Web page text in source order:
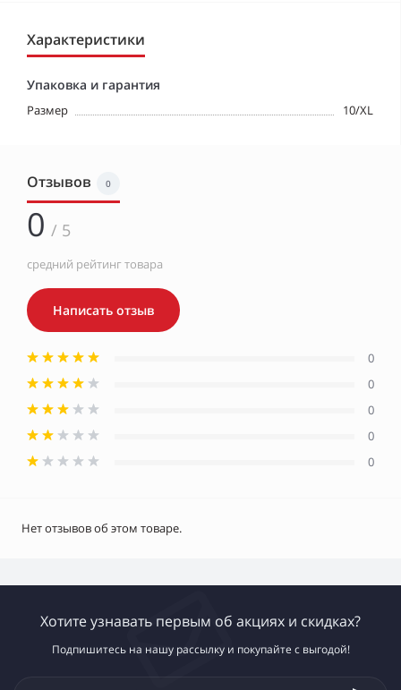
Характеристики
Упаковка и гарантия
Размер 10/XL
Отзывов 0
0 / 5
средний рейтинг товара
Написать отзыв
0
0
0
0
0
Нет отзывов об этом товаре.
Хотите узнавать первым об акциях и скидках?
Подпишитесь на нашу рассылку и покупайте с выгодой!